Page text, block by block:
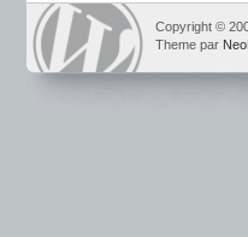
Copyright ©
Theme par